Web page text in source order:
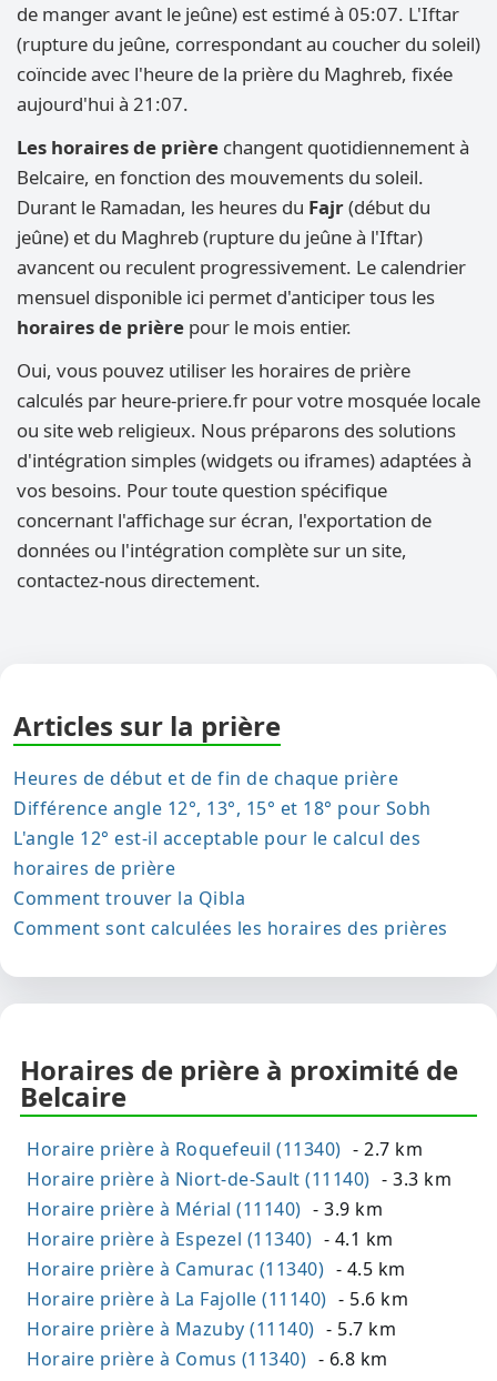
de manger avant le jeûne) est estimé à 05:07. L'Iftar
(rupture du jeûne, correspondant au coucher du soleil)
coïncide avec l'heure de la prière du Maghreb, fixée
aujourd'hui à 21:07.
Les horaires de prière changent quotidiennement à
Belcaire, en fonction des mouvements du soleil.
Durant le Ramadan, les heures du Fajr(début du
jeûne) et du Maghreb (rupture du jeûne à l'Iftar)
avancent ou reculent progressivement. Le calendrier
mensuel disponible ici permet d'anticiper tous les
horaires de prière pour le mois entier.
Oui, vous pouvez utiliser les horaires de prière
calculés par heure-priere.fr pour votre mosquée locale
ou site web religieux. Nous préparons des solutions
d'intégration simples (widgets ou iframes) adaptées à
vos besoins. Pour toute question spécifique
concernant l'affichage sur écran, l'exportation de
données ou l'intégration complète sur un site,
contactez-nous directement.
Articles sur la prière
Heures de début et de fin de chaque prière
Différence angle 12°, 13°, 15° et 18° pour Sobh
L'angle 12° est-il acceptable pour le calcul des
horaires de prière
Comment trouver la Qibla
Comment sont calculées les horaires des prières
Horaires de prière à proximité de
Belcaire
Horaire prière à Roquefeuil (11340) - 2.7 km
Horaire prière à Niort-de-Sault (11140) - 3.3 km
Horaire prière à Mérial (11140) - 3.9 km
Horaire prière à Espezel (11340) - 4.1 km
Horaire prière à Camurac (11340) - 4.5 km
Horaire prière à La Fajolle (11140) - 5.6 km
Horaire prière à Mazuby (11140) - 5.7 km
Horaire prière à Comus (11340) - 6.8 km